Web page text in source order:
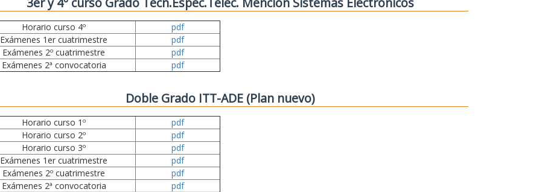
Horario curso 4º
pdf
Exámenes 1er cuatrimestre
pdf
Exámenes 2º cuatrimestre
pdf
Exámenes 2ª convocatoria
pdf
Doble Grado ITT-ADE (Plan nuevo)
Horario curso 1º
pdf
Horario curso 2º
pdf
Horario curso 3º
pdf
Exámenes 1er cuatrimestre
pdf
Exámenes 2º cuatrimestre
pdf
Exámenes 2ª convocatoria
pdf